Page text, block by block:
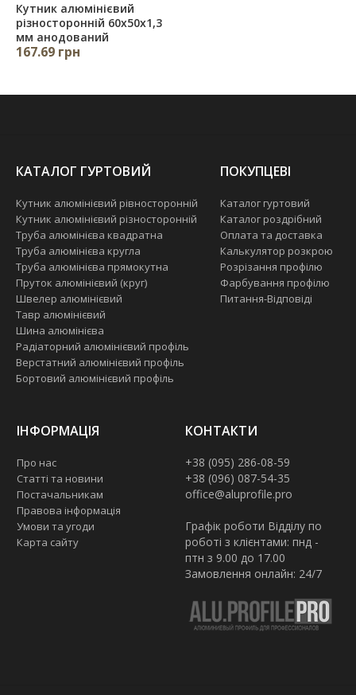
Кутник алюмінієвий
різносторонній 60х50х1,3
мм анодований
167.69 грн
КАТАЛОГ ГУРТОВИЙ
Кутник алюмінієвий рівносторонній
Кутник алюмінієвий різносторонній
Труба алюмінієва квадратна
Труба алюмінієва кругла
Труба алюмінієва прямокутна
Пруток алюмінієвий (круг)
Швелер алюмінієвий
Тавр алюмінієвий
Шина алюмінієва
Радіаторний алюмінієвий профіль
Верстатний алюмінієвий профіль
Бортовий алюмінієвий профіль
ПОКУПЦЕВІ
Каталог гуртовий
Каталог роздрібний
Оплата та доставка
Калькулятор розкрою
Розрізання профілю
Фарбування профілю
Питання-Відповіді
ІНФОРМАЦІЯ
Про нас
Статті та новини
Постачальникам
Правова інформація
Умови та угоди
Карта сайту
КОНТАКТИ
+38 (095) 286-08-59
+38 (096) 087-54-35
office@aluprofile.pro
Графік роботи Відділу по
роботі з клієнтами: пнд -
птн з 9.00 до 17.00
Замовлення онлайн: 24/7